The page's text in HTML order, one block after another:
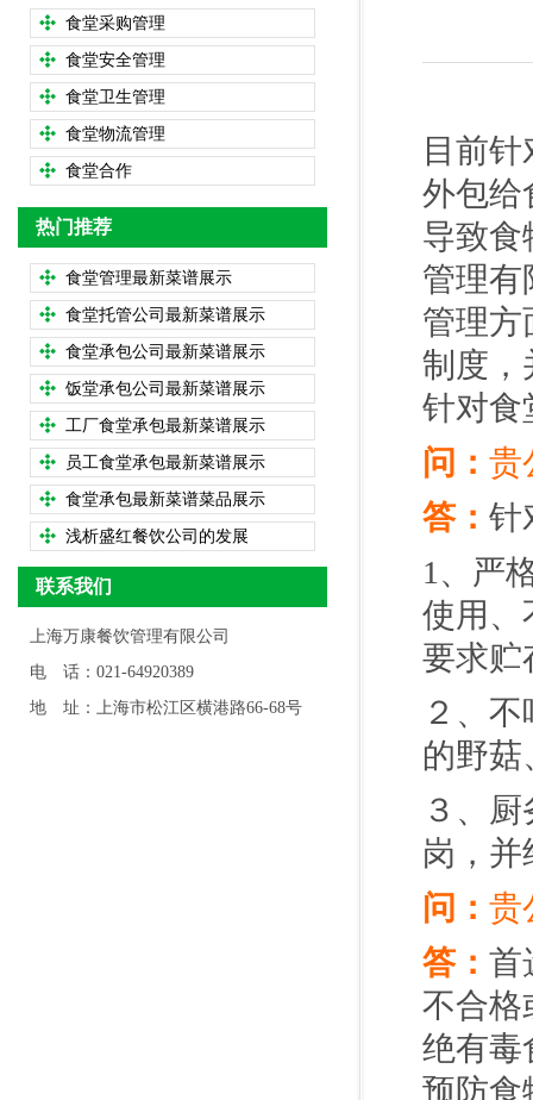
目前
外包给
导致食
管理有
管理方
制度，
针对食
问： 贵
答： 针
1、严
使用、
要求贮
２、
的野
３、
岗，
问： 贵
答： 首
不合格
绝有毒
预防食
食堂采购管理
食堂安全管理
食堂卫生管理
食堂物流管理
食堂合作
热门推荐
食堂管理最新菜谱展示
食堂托管公司最新菜谱展示
食堂承包公司最新菜谱展示
饭堂承包公司最新菜谱展示
工厂食堂承包最新菜谱展示
员工食堂承包最新菜谱展示
食堂承包最新菜谱菜品展示
浅析盛红餐饮公司的发展
联系我们
上海万康餐饮管理有限公司
电 话：021-64920389
地 址：上海市松江区横港路66-68号